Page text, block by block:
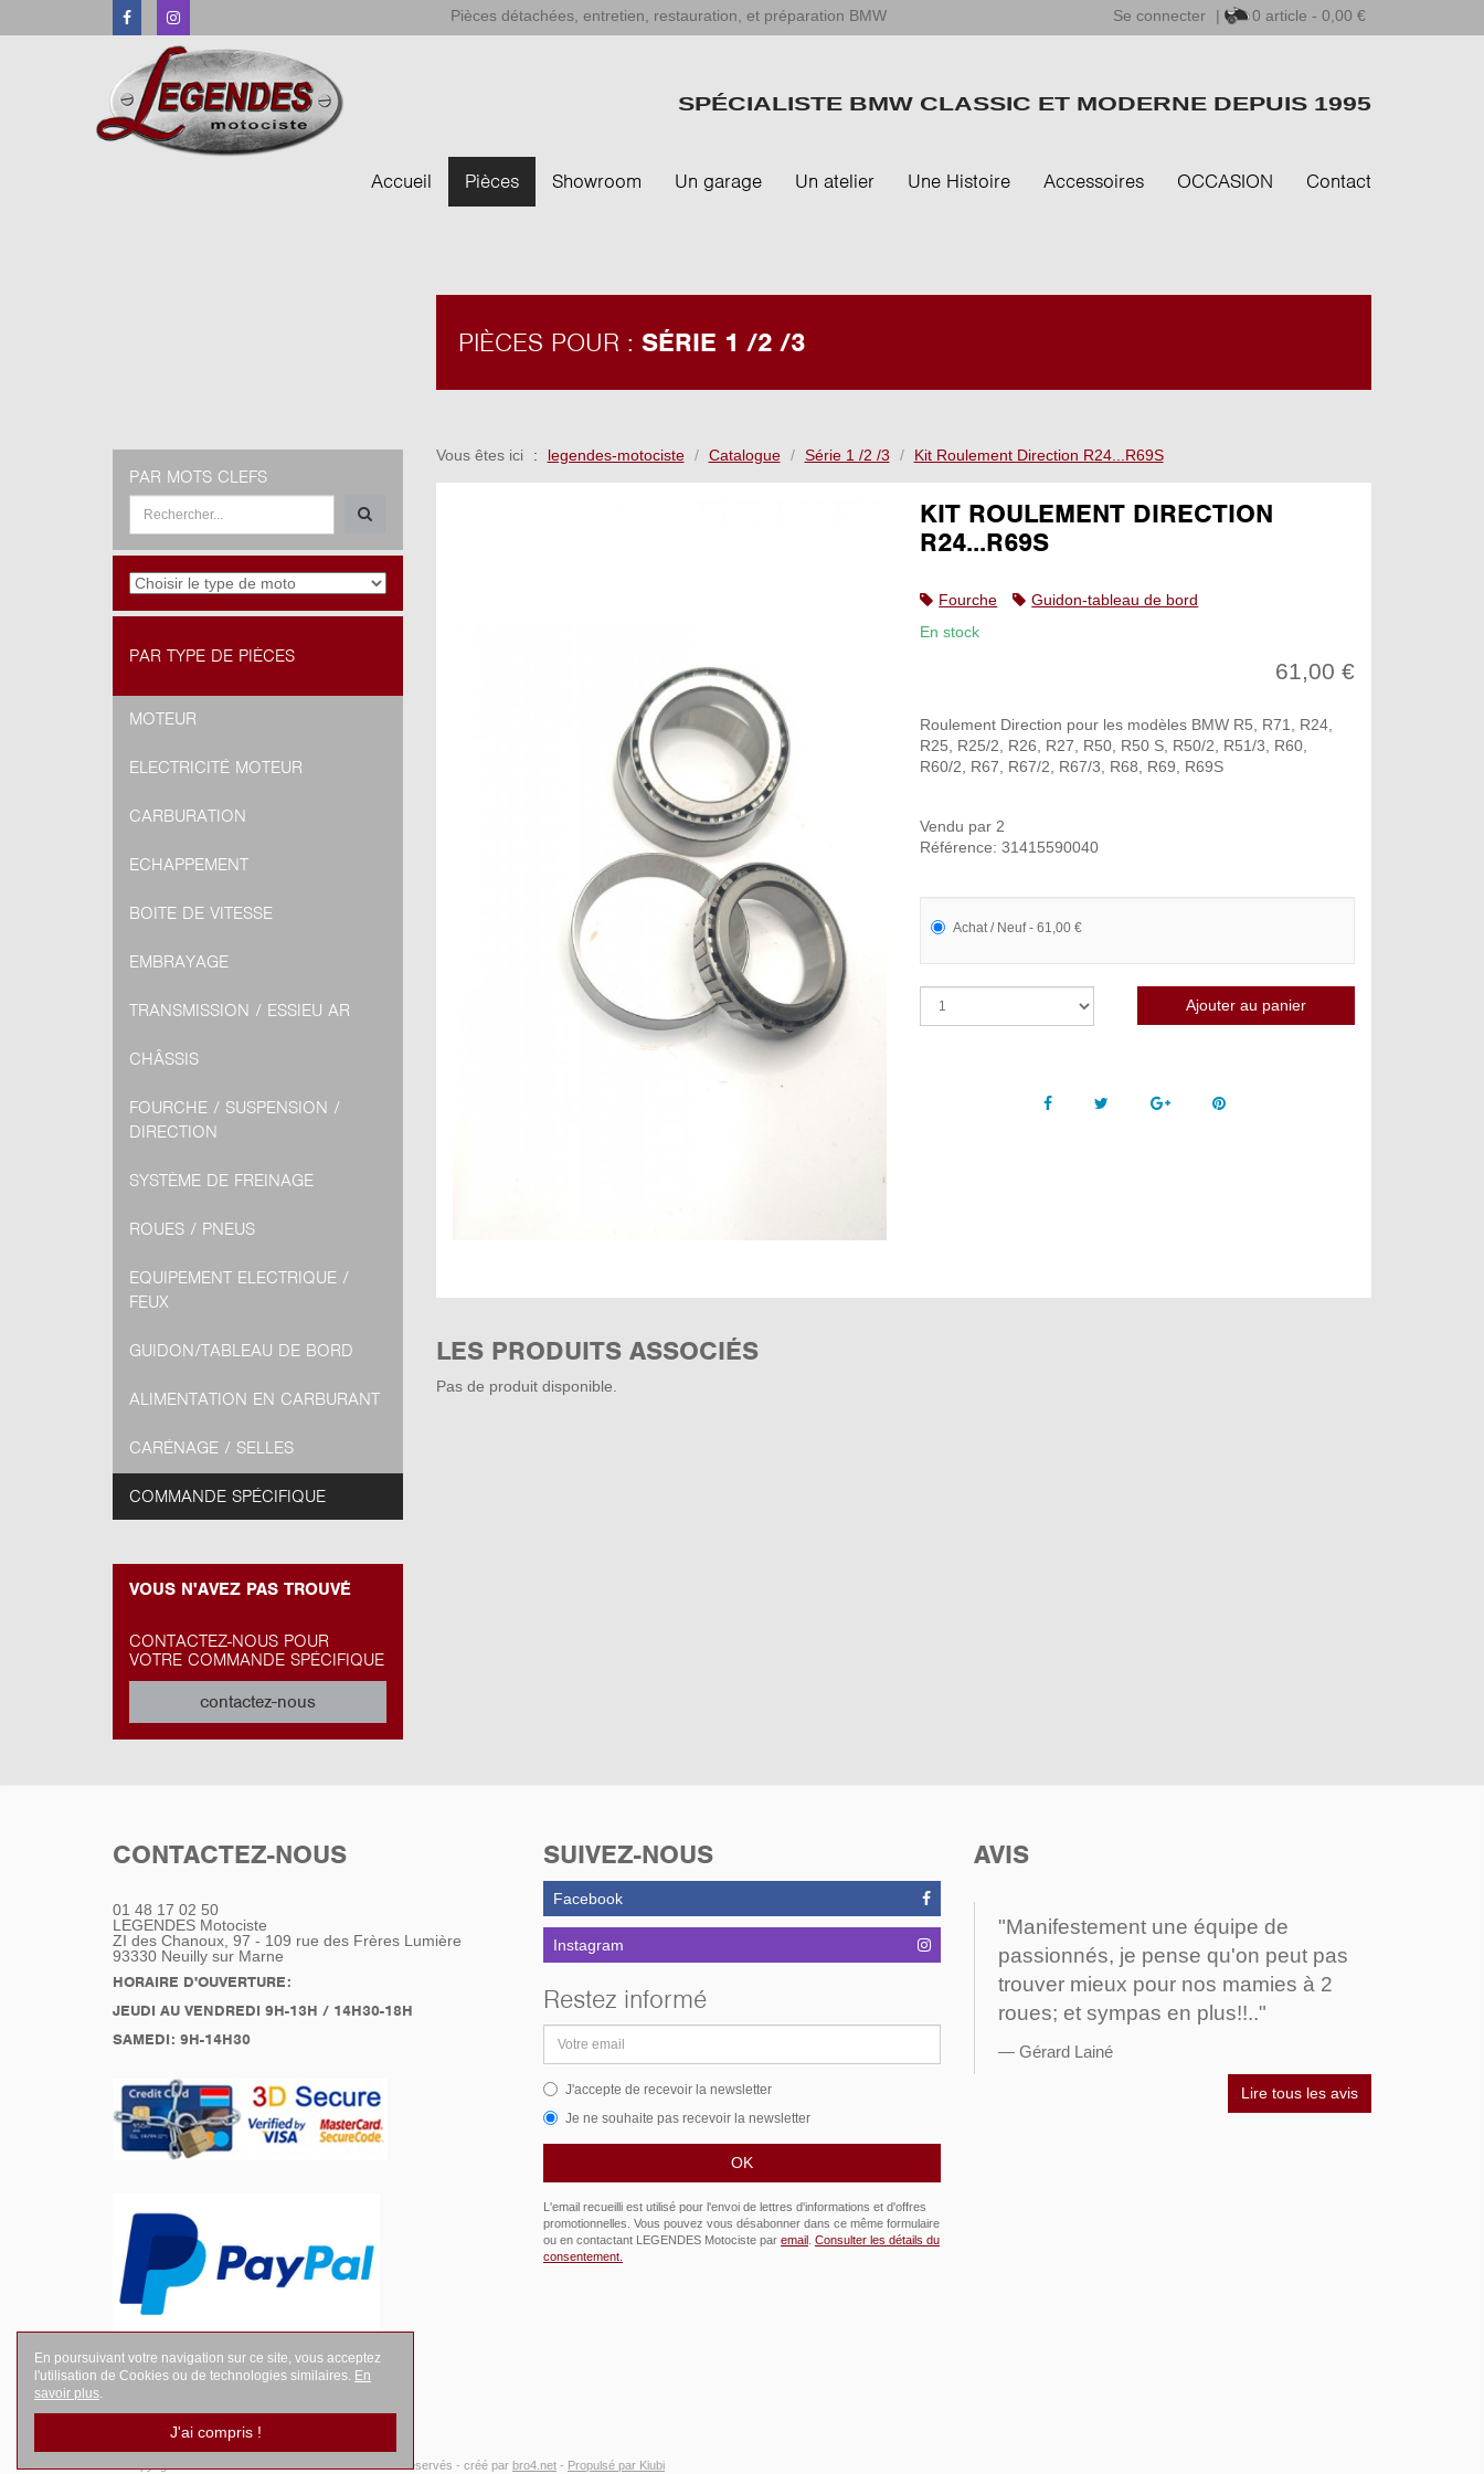
FacebookInstagram Pièces détachées, entretien, restauration, et préparation BMW Se connecter | 0 article - 0,00 €
SPÉCIALISTE BMW CLASSIC ET MODERNE DEPUIS 1995
Accueil Pièces Showroom Un garage Un atelier Une Histoire Accessoires OCCASION Contact
PIÈCES POUR : SÉRIE 1 /2 /3
Vous êtes ici legendes-motociste Catalogue Série 1 /2 /3 Kit Roulement Direction R24...R69S
KIT ROULEMENT DIRECTION
R24...R69S
Fourche
Guidon-tableau de bord
En stock
61,00 €
Roulement Direction pour les modèles BMW R5, R71, R24,
R25, R25/2, R26, R27, R50, R50 S, R50/2, R51/3, R60,
R60/2, R67, R67/2, R67/3, R68, R69, R69S
Vendu par 2
Référence: 31415590040
Achat / Neuf - 61,00 €
Facebook Twitter Google +Pinterest
LES PRODUITS ASSOCIÉS
Pas de produit disponible.
PAR MOTS CLEFS
PAR TYPE DE PIÈCES
MOTEUR
ELECTRICITÉ MOTEUR
CARBURATION
ECHAPPEMENT
BOITE DE VITESSE
EMBRAYAGE
TRANSMISSION / ESSIEU AR
CHÂSSIS
FOURCHE / SUSPENSION /
DIRECTION
SYSTÈME DE FREINAGE
ROUES / PNEUS
EQUIPEMENT ELECTRIQUE /
FEUX
GUIDON/TABLEAU DE BORD
ALIMENTATION EN CARBURANT
CARÉNAGE / SELLES
COMMANDE SPÉCIFIQUE
VOUS N'AVEZ PAS TROUVÉ
CONTACTEZ-NOUS POUR
VOTRE COMMANDE SPÉCIFIQUE
contactez-nous
CONTACTEZ-NOUS
01 48 17 02 50
LEGENDES Motociste
ZI des Chanoux, 97 - 109 rue des Frères Lumière
93330 Neuilly sur Marne
HORAIRE D'OUVERTURE:
JEUDI AU VENDREDI 9H-13H / 14H30-18H
SAMEDI: 9H-14H30
SUIVEZ-NOUS
Facebook
Instagram
Restez informé
email
J'accepte de recevoir la newsletter
Je ne souhaite pas recevoir la newsletter
L'email recueilli est utilisé pour l'envoi de lettres d'informations et d'offres
promotionnelles. Vous pouvez vous désabonner dans ce même formulaire
ou en contactant LEGENDES Motociste par email Consulter les détails du
consentement.
AVIS
"Manifestement une équipe de
passionnés, je pense qu'on peut pas
trouver mieux pour nos mamies à 2
roues; et sympas en plus!!.."
Gérard Lainé
Lire tous les avis
- Tous droits réservés - créé par bro4.net - Propulsé par Kiubi
En poursuivant votre navigation sur ce site, vous acceptez
l'utilisation de Cookies ou de technologies similaires. En
savoir plus
J'ai compris !